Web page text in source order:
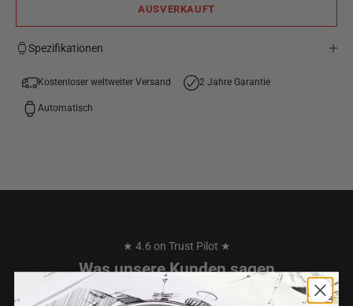
AUSVERKAUFT
Spezifikationen
Kostenloser weltweiter Versand 2 Jahre Garantie
Automatisch
★ 4.6 on Trust Pilot ★
Was unsere Kunden sagen